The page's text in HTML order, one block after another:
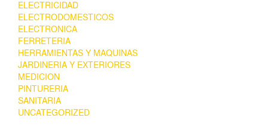
ELECTRICIDAD
ELECTRODOMESTICOS
ELECTRONICA
FERRETERIA
HERRAMIENTAS Y MAQUINAS
JARDINERIA Y EXTERIORES
MEDICION
PINTURERIA
SANITARIA
UNCATEGORIZED